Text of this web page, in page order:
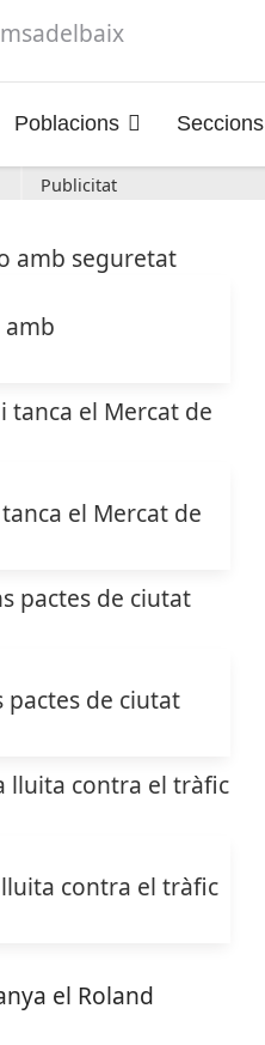
Poblacions Seccions
Publicitat
amb
el Mercat de
pactes de ciutat
contra el tràfic